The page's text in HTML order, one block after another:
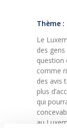
Thème :
Le
des
question
comme
des avis
plus
qui
au